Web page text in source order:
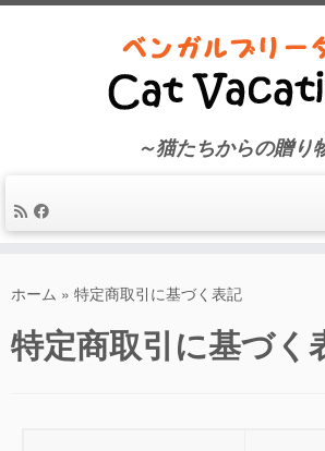
ン
ン
ツ
～猫たちからの贈り
ホーム » 特定商取引に基づく表記
特定商取引に基づく